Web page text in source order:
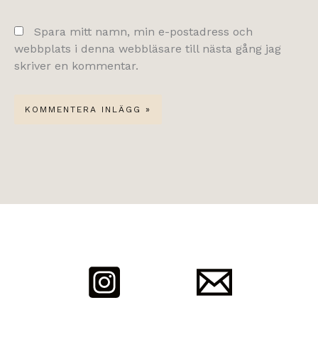
Spara mitt namn, min e-postadress och
webbplats i denna webbläsare till nästa gång jag
skriver en kommentar.